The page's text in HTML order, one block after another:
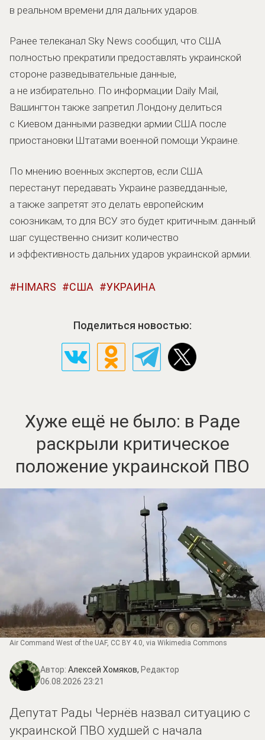
в реальном времени для дальних ударов.
Ранее телеканал Sky News сообщил, что США
полностью прекратили предоставлять украинской
стороне разведывательные данные,
а не избирательно. По информации Daily Mail,
Вашингтон также запретил Лондону делиться
с Киевом данными разведки армии США после
приостановки Штатами военной помощи Украине.
По мнению военных экспертов, если США
перестанут передавать Украине разведданные,
а также запретят это делать европейским
союзникам, то для ВСУ это будет критичным: данный
шаг существенно снизит количество
и эффективность дальних ударов украинской армии.
HIMARS США УКРАИНА
Поделиться новостью:
Хуже ещё не было: в Раде
раскрыли критическое
положение украинской ПВО
Air Command West of the UAF, CC BY 4.0, via Wikimedia Commons
Автор: Алексей Хомяков, Редактор
06.08.2026 23:21
Депутат Рады Чернёв назвал ситуацию с
украинской ПВО худшей с начала